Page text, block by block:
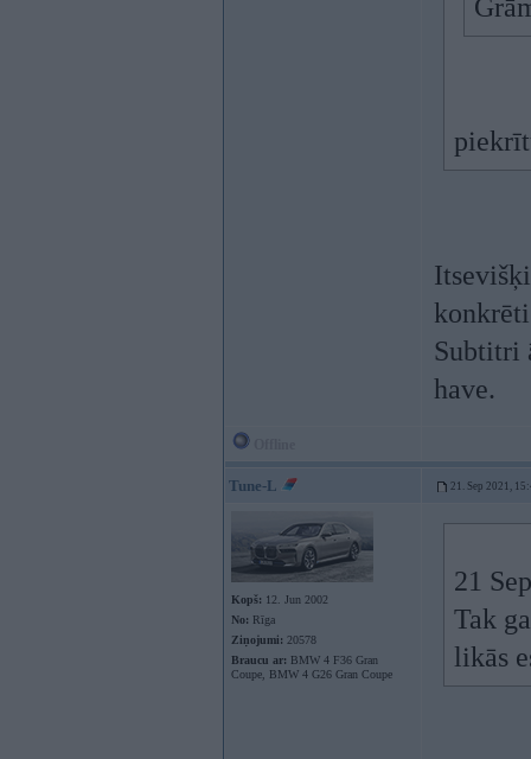
Subtitri
have.
Tune-L 21. Sep 2021,
Kopš: 12. Jun 2002
No: Rīga
Ziņojumi: 20578
Braucu ar: BMW 4 F36 Gran
Coupe, BMW 4 G26 Gran Coupe
21
Tak
likās